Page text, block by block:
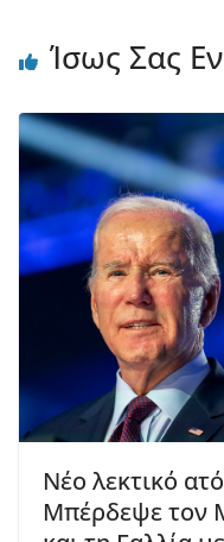
Ίσως Σας
Νέο λεκτικό
Μπέρδεψε τον